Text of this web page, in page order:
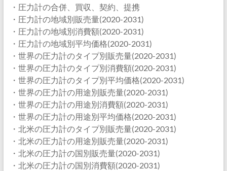
・圧力計の合併、買収、契約、提携
・圧力計の地域別販売量(2020-2031)
・圧力計の地域別消費額(2020-2031)
・圧力計の地域別平均価格(2020-2031)
・世界の圧力計のタイプ別販売量(2020-2031)
・世界の圧力計のタイプ別消費額(2020-2031)
・世界の圧力計のタイプ別平均価格(2020-2031)
・世界の圧力計の用途別販売量(2020-2031)
・世界の圧力計の用途別消費額(2020-2031)
・世界の圧力計の用途別平均価格(2020-2031)
・北米の圧力計のタイプ別販売量(2020-2031)
・北米の圧力計の用途別販売量(2020-2031)
・北米の圧力計の国別販売量(2020-2031)
・北米の圧力計の国別消費額(2020-2031)